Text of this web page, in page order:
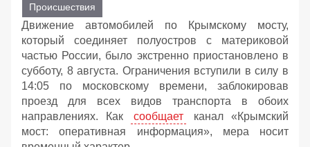
Происшествия
Движение автомобилей по Крымскому мосту,
который соединяет полуостров с материковой
частью России, было экстренно приостановлено в
субботу, 8 августа. Ограничения вступили в силу в
14:05 по московскому времени, заблокировав
проезд для всех видов транспорта в обоих
направлениях. Как
сообщает
канал «Крымский
мост: оперативная информация», мера носит